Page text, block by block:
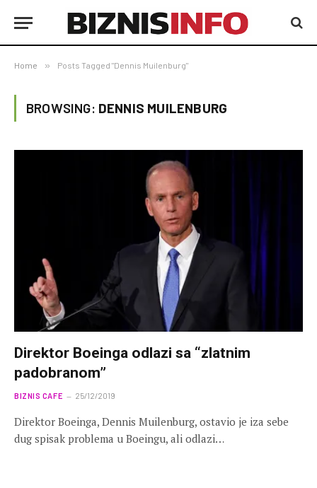
Home » Posts Tagged "Dennis Muilenburg"
BROWSING: DENNIS MUILENBURG
Direktor Boeinga odlazi sa “zlatnim
padobranom”
BIZNIS CAFE 25/12/2019
Direktor Boeinga, Dennis Muilenburg, ostavio je iza sebe
dug spisak problema u Boeingu, ali odlazi…